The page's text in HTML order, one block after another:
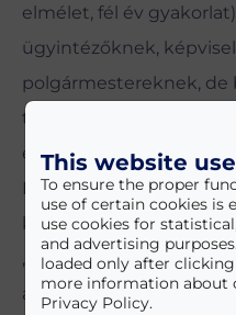
elmélet, fél év
ügyintézőknek,
polgármestereknek, de
településvezetés iránt.
elnökként és
Debreceni
került szóba, hogy a
„Siófokot ajánlottam, a
az egyetem vezetése
This website
To ensure the proper
use of certain cookies is
use cookies for
and advertising
loaded only after
more information about
Privacy Policy.